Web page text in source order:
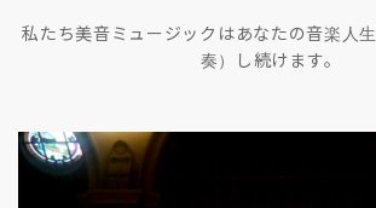
私たち美音ミュージックはあなたの音楽人
奏）し続けます。